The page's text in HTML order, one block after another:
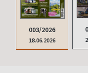
003/2026
18.06.2026